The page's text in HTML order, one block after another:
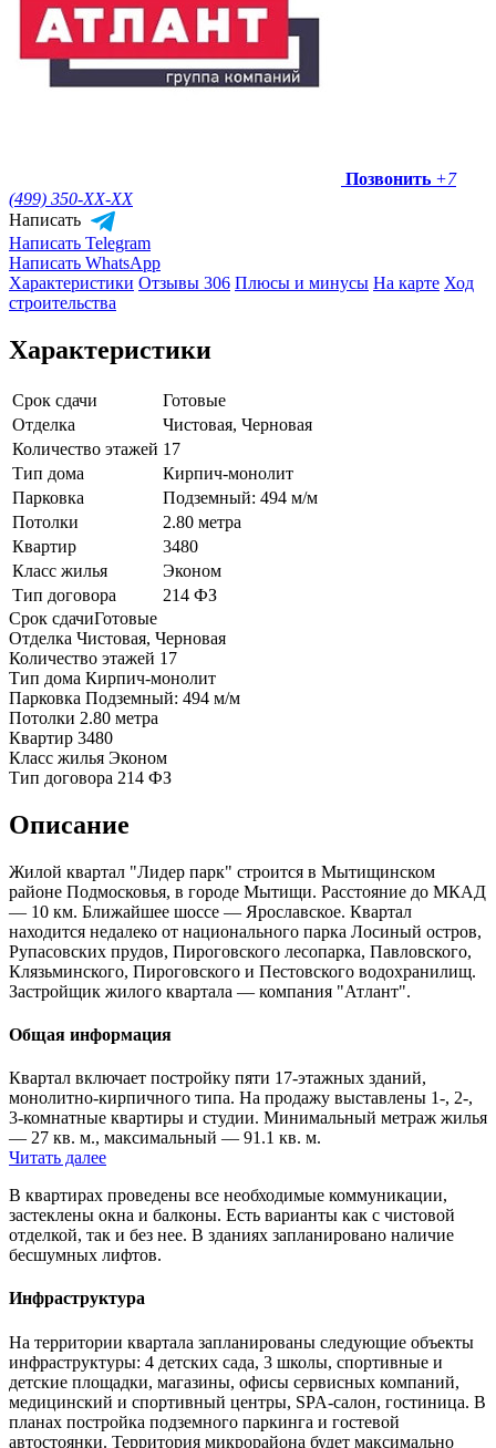
Позвонить +7
(499) 350-XX-XX
Написать
Написать Telegram
Написать WhatsApp
Характеристики Отзывы 306 Плюсы и минусы На карте Ход
строительства
Характеристики
Срок сдачи
Готовые
Отделка
Чистовая, Черновая
Количество этажей 17
Тип дома
Кирпич-монолит
Парковка
Подземный: 494 м/м
Потолки
2.80 метра
Квартир
3480
Класс жилья
Эконом
Тип договора
214 ФЗ
Срок сдачиГотовые
Отделка Чистовая, Черновая
Количество этажей 17
Тип дома Кирпич-монолит
Парковка Подземный: 494 м/м
Потолки 2.80 метра
Квартир 3480
Класс жилья Эконом
Тип договора 214 ФЗ
Описание
Жилой квартал "Лидер парк" строится в Мытищинском
районе Подмосковья, в городе Мытищи. Расстояние до МКАД
— 10 км. Ближайшее шоссе — Ярославское. Квартал
находится недалеко от национального парка Лосиный остров,
Рупасовских прудов, Пироговского лесопарка, Павловского,
Клязьминского, Пироговского и Пестовского водохранилищ.
Застройщик жилого квартала — компания "Атлант".
Общая информация
Квартал включает постройку пяти 17-этажных зданий,
монолитно-кирпичного типа. На продажу выставлены 1-, 2-,
3-комнатные квартиры и студии. Минимальный метраж жилья
— 27 кв. м., максимальный — 91.1 кв. м.
Читать далее
В квартирах проведены все необходимые коммуникации,
застеклены окна и балконы. Есть варианты как с чистовой
отделкой, так и без нее. В зданиях запланировано наличие
бесшумных лифтов.
Инфраструктура
На территории квартала запланированы следующие объекты
инфраструктуры: 4 детских сада, 3 школы, спортивные и
детские площадки, магазины, офисы сервисных компаний,
медицинский и спортивный центры, SPA-салон, гостиница. В
планах постройка подземного паркинга и гостевой
автостоянки. Территория микрорайона будет максимально